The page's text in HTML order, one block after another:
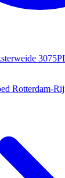
Rotterdam-